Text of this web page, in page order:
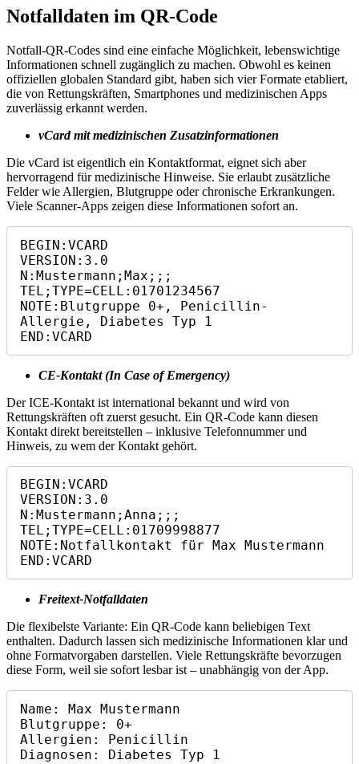
Notfalldaten im QR‑Code
Notfall‑QR‑Codes sind eine einfache Möglichkeit, lebenswichtige
Informationen schnell zugänglich zu machen. Obwohl es keinen
offiziellen globalen Standard gibt, haben sich vier Formate etabliert,
die von Rettungskräften, Smartphones und medizinischen Apps
zuverlässig erkannt werden.
vCard mit medizinischen Zusatzinformationen
Die vCard ist eigentlich ein Kontaktformat, eignet sich aber
hervorragend für medizinische Hinweise. Sie erlaubt zusätzliche
Felder wie Allergien, Blutgruppe oder chronische Erkrankungen.
Viele Scanner‑Apps zeigen diese Informationen sofort an.
BEGIN:VCARD
VERSION:3.0
N:Mustermann;Max;;;
TEL;TYPE=CELL:01701234567
NOTE:Blutgruppe 0+, Penicillin-
Allergie, Diabetes Typ 1
END:VCARD
CE‑Kontakt (In Case of Emergency)
Der ICE‑Kontakt ist international bekannt und wird von
Rettungskräften oft zuerst gesucht. Ein QR‑Code kann diesen
Kontakt direkt bereitstellen – inklusive Telefonnummer und
Hinweis, zu wem der Kontakt gehört.
BEGIN:VCARD
VERSION:3.0
N:Mustermann;Anna;;;
TEL;TYPE=CELL:01709998877
NOTE:Notfallkontakt für Max Mustermann
END:VCARD
Freitext‑Notfalldaten
Die flexibelste Variante: Ein QR‑Code kann beliebigen Text
enthalten. Dadurch lassen sich medizinische Informationen klar und
ohne Formatvorgaben darstellen. Viele Rettungskräfte bevorzugen
diese Form, weil sie sofort lesbar ist – unabhängig von der App.
Name: Max Mustermann
Blutgruppe: 0+
Allergien: Penicillin
Diagnosen: Diabetes Typ 1